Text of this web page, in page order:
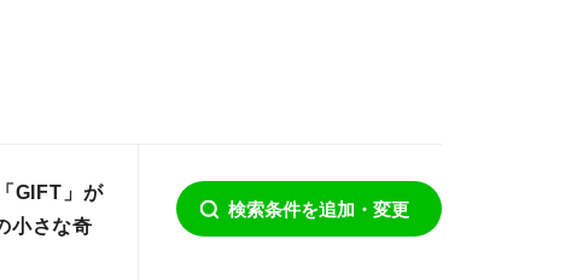
GIFT」が
小さな奇
検索条件を追加・変更